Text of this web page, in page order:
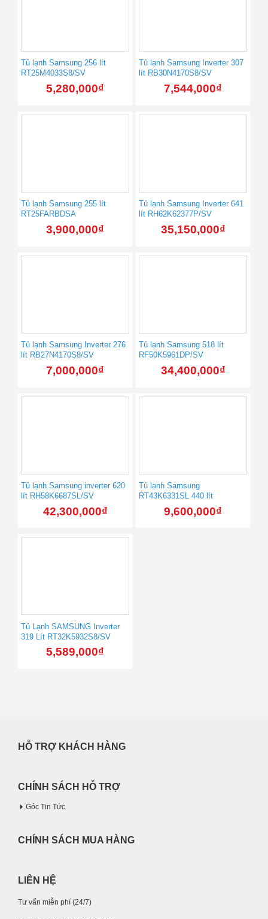
Tủ lạnh Samsung 256 lít
RT25M4033S8/SV
5,280,000₫
Tủ lạnh Samsung Inverter 307
lít RB30N4170S8/SV
7,544,000₫
Tủ lạnh Samsung 255 lít
RT25FARBDSA
3,900,000₫
Tủ lạnh Samsung Inverter 641
lít RH62K62377P/SV
35,150,000₫
Tủ lạnh Samsung Inverter 276
lít RB27N4170S8/SV
7,000,000₫
Tủ lạnh Samsung 518 lít
RF50K5961DP/SV
34,400,000₫
Tủ lạnh Samsung inverter 620
lít RH58K6687SL/SV
42,300,000₫
Tủ lạnh Samsung
RT43K6331SL 440 lít
9,600,000₫
Tủ Lạnh SAMSUNG Inverter
319 Lít RT32K5932S8/SV
5,589,000₫
HỖ TRỢ KHÁCH HÀNG
CHÍNH SÁCH HỖ TRỢ
Góc Tin Tức
CHÍNH SÁCH MUA HÀNG
LIÊN HỆ
Tư vấn miễn phí (24/7)